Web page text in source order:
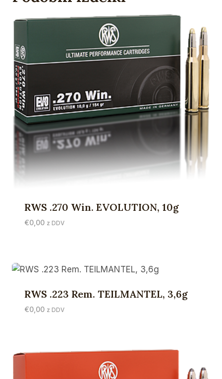
RWS .270 Win. EVOLUTION, 10g
€0,00 z DDV
RWS .223 Rem. TEILMANTEL, 3,6g
€0,00 z DDV